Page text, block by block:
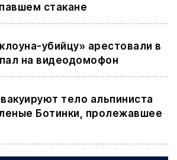
стакане
убийцу» арестовали в
на видеодомофон
тело альпиниста
Ботинки, пролежавшее